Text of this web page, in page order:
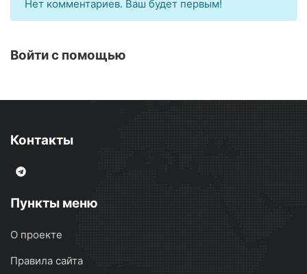
Нет комментариев. Ваш будет первым!
Войти с помощью
Контакты
Пункты меню
О проекте
Правила сайта